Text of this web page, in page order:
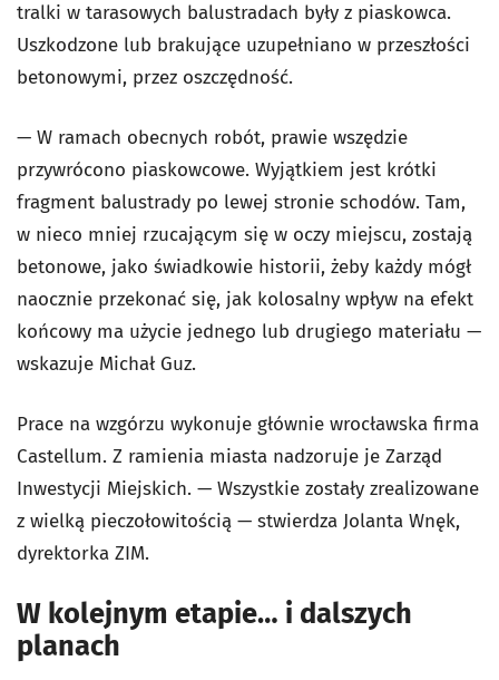
tralki w tarasowych balustradach były z piaskowca.
Uszkodzone lub brakujące uzupełniano w przeszłości
betonowymi, przez oszczędność.
— W ramach obecnych robót, prawie wszędzie
przywrócono piaskowcowe. Wyjątkiem jest krótki
fragment balustrady po lewej stronie schodów. Tam,
w nieco mniej rzucającym się w oczy miejscu, zostają
betonowe, jako świadkowie historii, żeby każdy mógł
naocznie przekonać się, jak kolosalny wpływ na efekt
końcowy ma użycie jednego lub drugiego materiału —
wskazuje Michał Guz.
Prace na wzgórzu wykonuje głównie wrocławska firma
Castellum. Z ramienia miasta nadzoruje je Zarząd
Inwestycji Miejskich. — Wszystkie zostały zrealizowane
z wielką pieczołowitością — stwierdza Jolanta Wnęk,
dyrektorka ZIM.
W kolejnym etapie… i dalszych
planach